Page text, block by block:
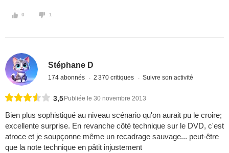
0 1
Stéphane D
174 abonnés 2 370 critiques Suivre son activité
3,5 Publiée le 30 novembre 2013
Bien plus sophistiqué au niveau scénario qu'on aurait pu le croire;
excellente surprise. En revanche côté technique sur le DVD, c'est
atroce et je soupçonne même un recadrage sauvage... peut-être
que la note technique en pâtit injustement